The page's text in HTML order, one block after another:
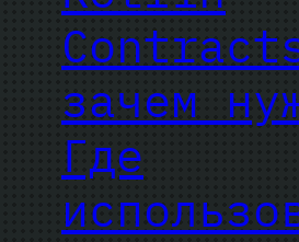
зачем
Где